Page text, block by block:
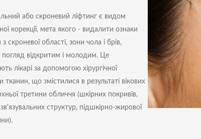
або скроневий ліфтинг є видом
корекції, мета якого - видалити ознаки
з скроневої області, зони чола і брів,
погляд відкритим і молодим. Це
лікарі за допомогою хірургічної
тканин, що змістилися в результаті вікових
третини обличчя (шкірних покривів,
структур, підшкірно-жирової